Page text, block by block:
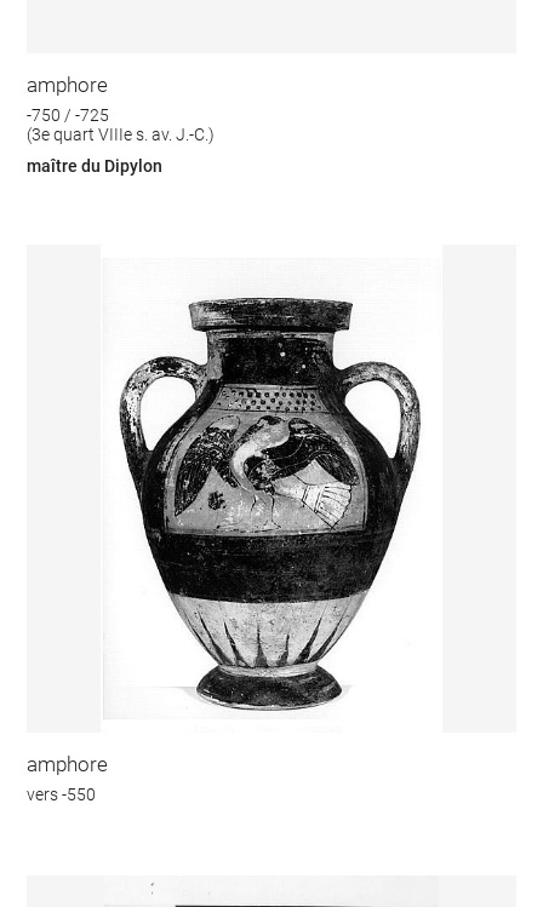
amphore
-750 / -725
(3e quart VIIIe s. av. J.-C.)
maître du Dipylon
amphore
vers -550